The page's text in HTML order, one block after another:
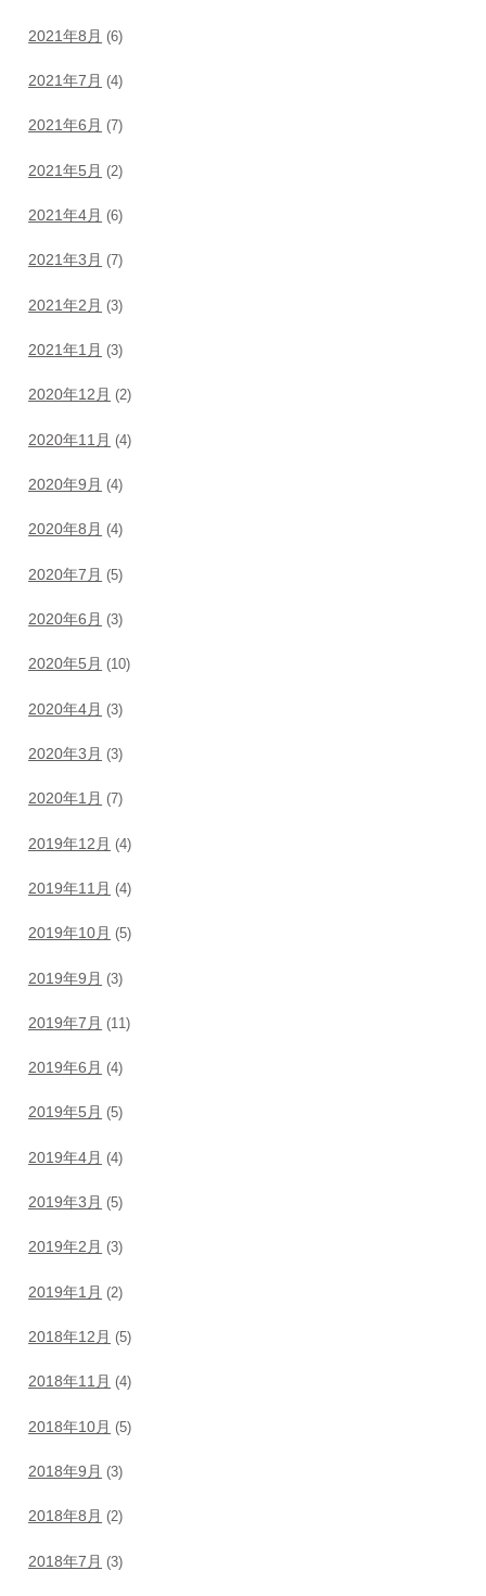
2021年8月 (6)
2021年7月 (4)
2021年6月 (7)
2021年5月 (2)
2021年4月 (6)
2021年3月 (7)
2021年2月 (3)
2021年1月 (3)
2020年12月 (2)
2020年11月 (4)
2020年9月 (4)
2020年8月 (4)
2020年7月 (5)
2020年6月 (3)
2020年5月 (10)
2020年4月 (3)
2020年3月 (3)
2020年1月 (7)
2019年12月 (4)
2019年11月 (4)
2019年10月 (5)
2019年9月 (3)
2019年7月 (11)
2019年6月 (4)
2019年5月 (5)
2019年4月 (4)
2019年3月 (5)
2019年2月 (3)
2019年1月 (2)
2018年12月 (5)
2018年11月 (4)
2018年10月 (5)
2018年9月 (3)
2018年8月 (2)
2018年7月 (3)